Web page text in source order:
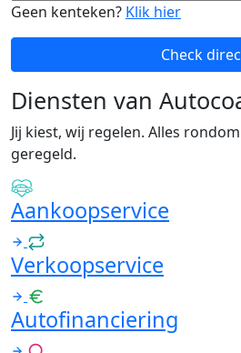
Geen kenteken? Klik hier
Check
Diensten van
Jij kiest, wij regelen. Alles
geregeld.
Aankoopservice
Verkoopservice
Autofinanciering